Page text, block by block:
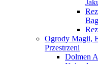
Ogrody Magii,
Przestrzeni
Dolmen